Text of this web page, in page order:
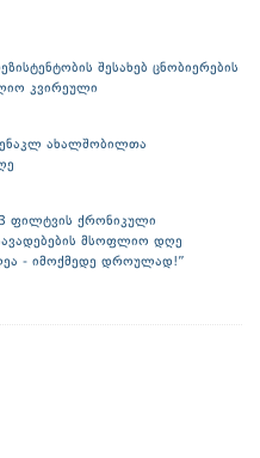
შესახებ ცნობიერების
კვირეული
ახალშობილთა
ფილტვის ქრონიკული
მსოფლიო დღე
- იმოქმედე დროულად!”